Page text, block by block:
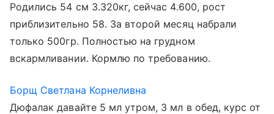
Родились 54 см 3.320кг, сейчас 4.600, рост
приблизительно 58. За второй месяц набрали
только 500гр. Полностью на грудном
вскармливании. Кормлю по требованию.
Борщ Светлана Корнеливна
Дюфалак давайте 5 мл утром, 3 мл в обед, курс от